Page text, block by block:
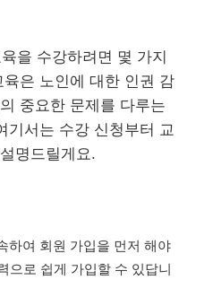
을 수강하려면 몇 가지
은 노인에 대한 인권 감
중요한 문제를 다루는
기서는 수강 신청부터 교
명드릴게요.
하여 회원 가입을 먼저 해야
으로 쉽게 가입할 수 있답니